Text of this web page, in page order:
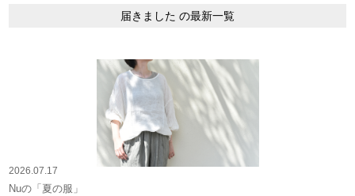
届きました の最新一覧
2026.07.17
Nuの「夏の服」